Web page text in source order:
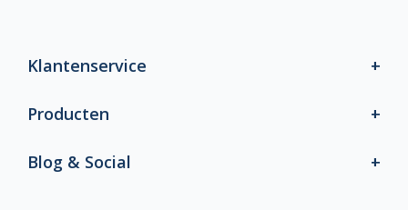
Klantenservice
Producten
Blog & Social